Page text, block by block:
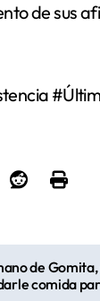
de sus
de
comida